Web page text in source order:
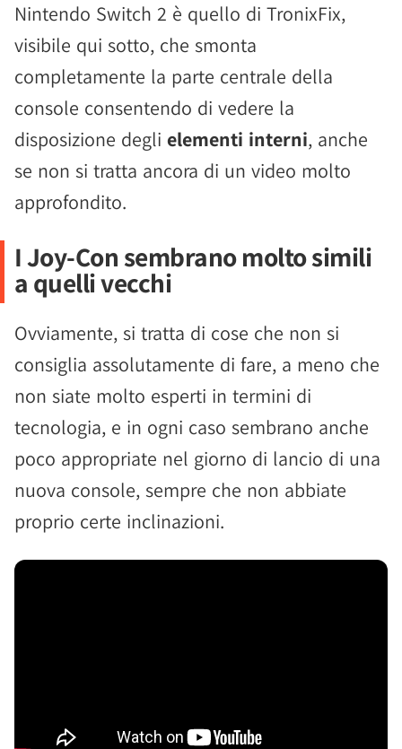
Nintendo Switch 2 è quello di TronixFix,
visibile qui sotto, che smonta
completamente la parte centrale della
console consentendo di vedere la
disposizione degli elementi interni, anche
se non si tratta ancora di un video molto
approfondito.
I Joy-Con sembrano molto simili
a quelli vecchi
Ovviamente, si tratta di cose che non si
consiglia assolutamente di fare, a meno che
non siate molto esperti in termini di
tecnologia, e in ogni caso sembrano anche
poco appropriate nel giorno di lancio di una
nuova console, sempre che non abbiate
proprio certe inclinazioni.